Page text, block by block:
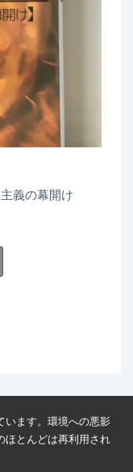
義の幕開け
います。環境への悪影
ほとんどは再利用され